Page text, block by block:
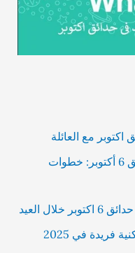
نزهة عائلية ممتعة لأطفالك في حدائق 6 أكتوبر: خطوات
فريدة في 2025